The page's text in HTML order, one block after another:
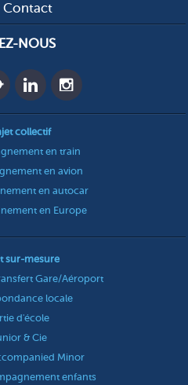
Contact
NOUS
collectif
en train
en avion
en autocar
en Europe
sur-mesure
Gare/Aéroport
locale
d'école
& Cie
Minor
enfants